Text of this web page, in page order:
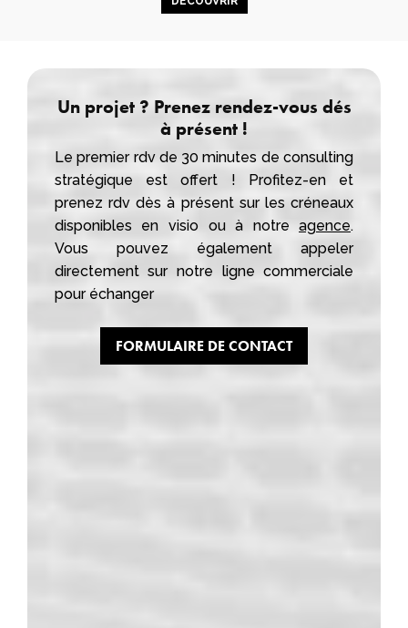
Un projet ? Prenez rendez-vous dés
à présent !
Le premier rdv de 30 minutes de consulting
stratégique est offert ! Profitez-en et
prenez rdv dès à présent sur les créneaux
disponibles en visio ou à notreagence.
Vous pouvez également appeler
directement sur notre ligne commerciale
pour échanger
FORMULAIRE DE CONTACT